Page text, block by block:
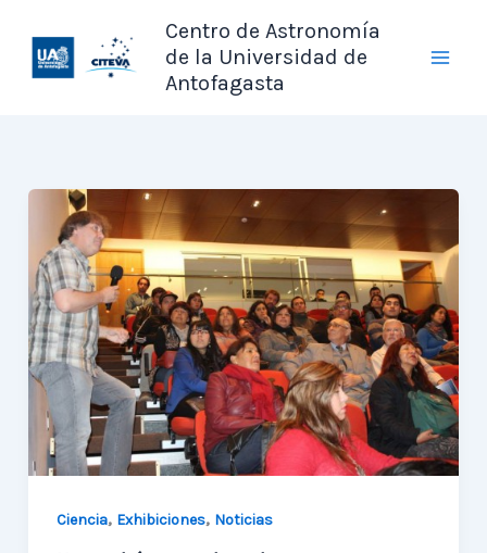
contenido
Centro de Astronomía
de la Universidad de
Antofagasta
Ciencia, Exhibiciones, Noticias